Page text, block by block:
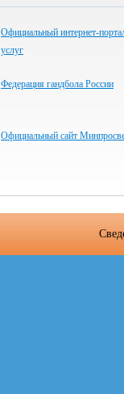
Официальный интернет-
услуг
Федерация гандбола России
Официальный сайт